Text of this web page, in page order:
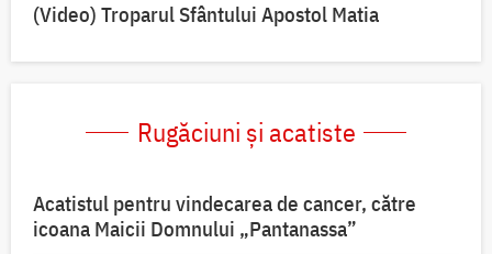
(Video) Troparul Sfântului Apostol Matia
Rugăciuni și acatiste
Acatistul pentru vindecarea de cancer, către
icoana Maicii Domnului „Pantanassa”